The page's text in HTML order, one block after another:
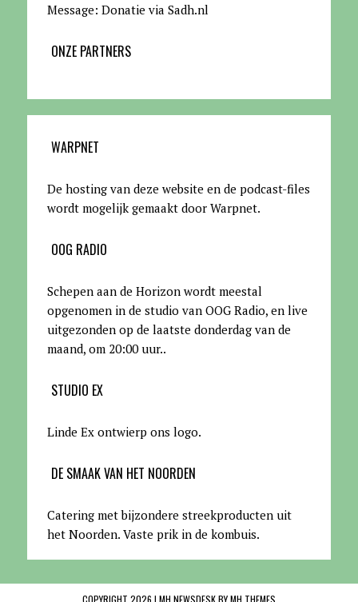
Message: Donatie via Sadh.nl
ONZE PARTNERS
WARPNET
De hosting van deze website en de podcast-files
wordt mogelijk gemaakt door Warpnet.
OOG RADIO
Schepen aan de Horizon wordt meestal
opgenomen in de studio van OOG Radio, en live
uitgezonden op de laatste donderdag van de
maand, om 20:00 uur..
STUDIO EX
Linde Ex ontwierp ons logo.
DE SMAAK VAN HET NOORDEN
Catering met bijzondere streekproducten uit
het Noorden. Vaste prik in de kombuis.
COPYRIGHT 2026 | MH NEWSDESK BYMH THEMES